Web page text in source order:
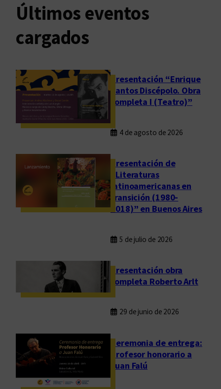
c
ó
b
r
a
o
p
l
e
t
R
r
t
o
A
t
Últimos eventos
cargados
Presentación “Enrique
Santos Discépolo. Obra
completa I (Teatro)”
4 de agosto de 2026
Presentación de
“Literaturas
latinoamericanas en
transición (1980-
2018)” en Buenos Aires
5 de julio de 2026
Presentación obra
completa Roberto Arlt
29 de junio de 2026
Ceremonia de entrega:
Profesor honorario a
Juan Falú